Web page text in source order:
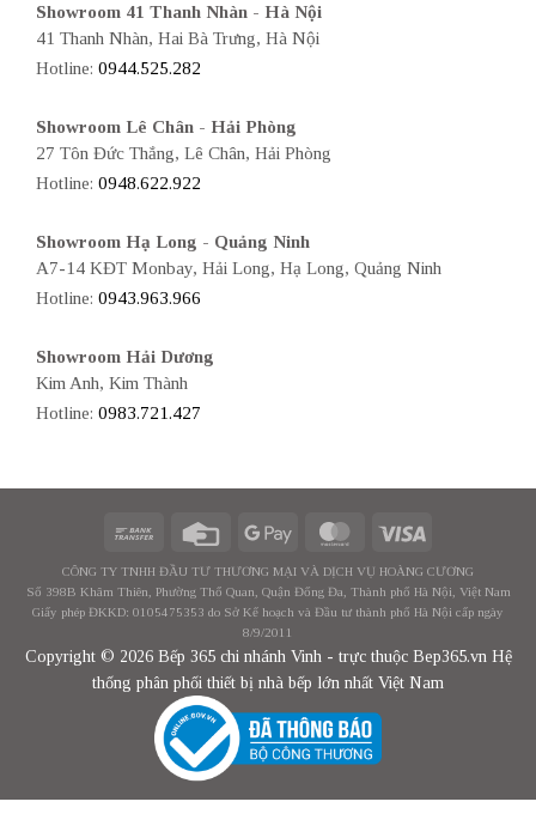
Showroom 41 Thanh Nhàn - Hà Nội
41 Thanh Nhàn, Hai Bà Trưng, Hà Nội
Hotline: 0944.525.282
Showroom Lê Chân - Hải Phòng
27 Tôn Đức Thắng, Lê Chân, Hải Phòng
Hotline: 0948.622.922
Showroom Hạ Long - Quảng Ninh
A7-14 KĐT Monbay, Hải Long, Hạ Long, Quảng Ninh
Hotline: 0943.963.966
Showroom Hải Dương
Kim Anh, Kim Thành
Hotline: 0983.721.427
CÔNG TY TNHH ĐẦU TƯ THƯƠNG MẠI VÀ DỊCH VỤ HOÀNG CƯƠNG
Số 398B Khâm Thiên, Phường Thổ Quan, Quận Đống Đa, Thành phố Hà Nội, Việt Nam
Giấy phép ĐKKD: 0105475353 do Sở Kế hoạch và Đầu tư thành phố Hà Nội cấp ngày
8/9/2011
Copyright © 2026 Bếp 365 chi nhánh Vinh - trực thuộc Bep365.vn Hệ
thống phân phối thiết bị nhà bếp lớn nhất Việt Nam